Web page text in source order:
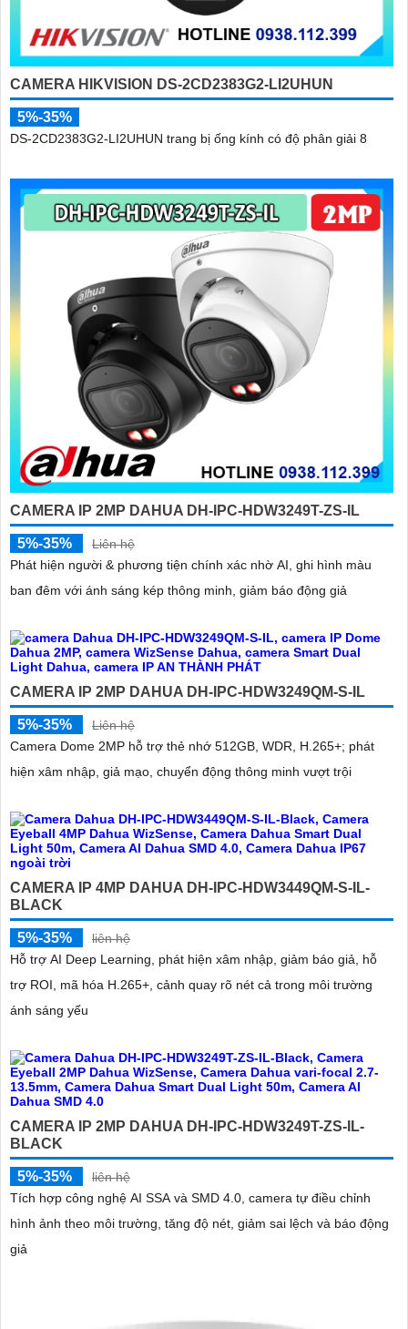
CAMERA HIKVISION DS-2CD2383G2-LI2UHUN
5%-35%
DS-2CD2383G2-LI2UHUN trang bị ống kính có độ phân giải 8
CAMERA IP 2MP DAHUA DH-IPC-HDW3249T-ZS-IL
5%-35%
Liên hệ
Phát hiện người & phương tiện chính xác nhờ AI, ghi hình màu
ban đêm với ánh sáng kép thông minh, giảm báo động giả
CAMERA IP 2MP DAHUA DH-IPC-HDW3249QM-S-IL
5%-35%
Liên hệ
Camera Dome 2MP hỗ trợ thẻ nhớ 512GB, WDR, H.265+; phát
hiện xâm nhập, giả mạo, chuyển động thông minh vượt trội
CAMERA IP 4MP DAHUA DH-IPC-HDW3449QM-S-IL-
BLACK
5%-35%
liên hệ
Hỗ trợ AI Deep Learning, phát hiện xâm nhập, giảm báo giả, hỗ
trợ ROI, mã hóa H.265+, cảnh quay rõ nét cả trong môi trường
ánh sáng yếu
CAMERA IP 2MP DAHUA DH-IPC-HDW3249T-ZS-IL-
BLACK
5%-35%
liên hệ
Tích hợp công nghệ AI SSA và SMD 4.0, camera tự điều chỉnh
hình ảnh theo môi trường, tăng độ nét, giảm sai lệch và báo động
giả